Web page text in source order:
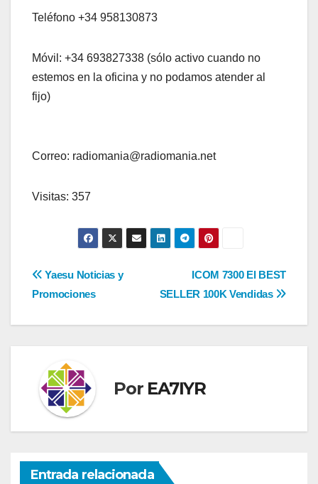
Teléfono +34 958130873
Móvil: +34 693827338 (sólo activo cuando no
estemos en la oficina y no podamos atender al
fijo)
Correo: radiomania@radiomania.net
Visitas: 357
Navegación
ICOM 7300 El BEST
SELLER 100K Vendidas
Yaesu Noticias y
Promociones
Por EA7IYR
Entrada relacionada